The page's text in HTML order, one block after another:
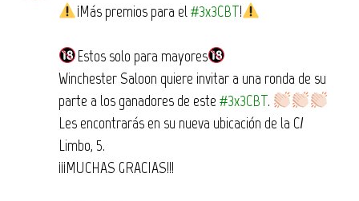
¡Más premios para el #3x3CBT!
Estos solo para mayores
Winchester Saloon quiere invitar a una ronda de su
parte a los ganadores de este #3x3CBT.
Les encontrarás en su nueva ubicación de la C/
Limbo, 5.
¡¡¡MUCHAS GRACIAS!!!